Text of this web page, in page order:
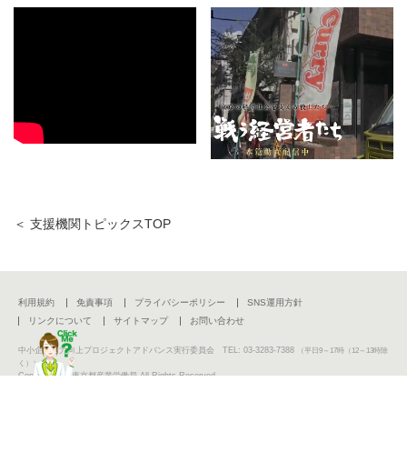
＜ 支援機関トピックスTOP
利用規約 免責事項 プライバシーポリシー
SNS運用方針
リンクについて
サイトマップ お問い合わせ
中小企業活力向上プロジェクトアドバンス実行委員会 TEL: 03-3283-7388
（平日9～17時（12～13時除
く））
Copyright (C) 東京都産業労働局 All Rights Reserved.